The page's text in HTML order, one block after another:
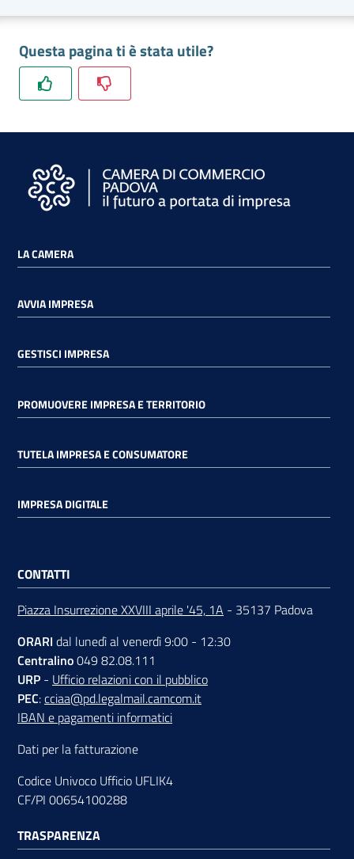
Questa pagina ti è stata utile?
LA CAMERA
AVVIA IMPRESA
GESTISCI IMPRESA
PROMUOVERE IMPRESA E TERRITORIO
TUTELA IMPRESA E CONSUMATORE
IMPRESA DIGITALE
CONTATTI
Piazza Insurrezione XXVIII aprile '45, 1A - 35137 Padova
ORARI dal lunedì al venerdì 9:00 - 12:30
Centralino049 82.08.111
URP - Ufficio relazioni con il pubblico
PEC:cciaa@pd.legalmail.camcom.it
IBAN e pagamenti informatici
Dati per la fatturazione
Codice Univoco Ufficio UFLIK4
CF/PI 00654100288
TRASPARENZA